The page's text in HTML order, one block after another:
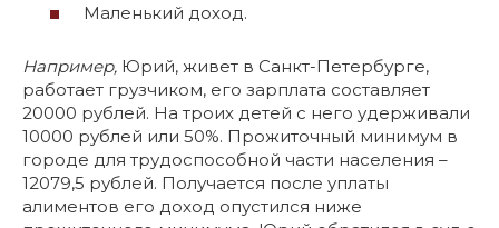
Маленький доход.
Например, Юрий, живет в Санкт-Петербурге,
работает грузчиком, его зарплата составляет
20000 рублей. На троих детей с него удерживали
10000 рублей или 50%. Прожиточный минимум в
городе для трудоспособной части населения –
12079,5 рублей. Получается после уплаты
алиментов его доход опустился ниже